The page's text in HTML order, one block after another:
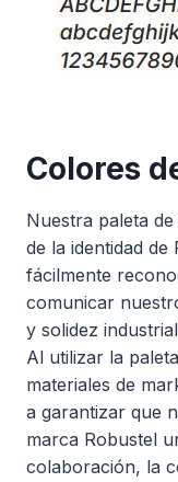
Colores
Nuestra paleta
de la identidad
fácilmente
comunicar
y solidez
Al utilizar la
materiales de
a garantizar que
marca Robustel
colaboración, la